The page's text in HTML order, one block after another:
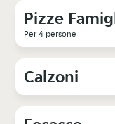
Pizze
Per 4 persone
Calzoni